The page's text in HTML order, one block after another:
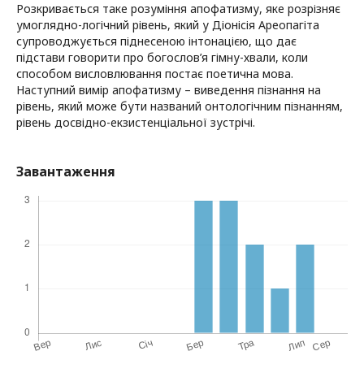
Розкривається таке розуміння апофатизму, яке розрізняє
умоглядно-логічний рівень, який у Діонісія Ареопагіта
супроводжується піднесеною інтонацією, що дає
підстави говорити про богослов’я гімну-хвали, коли
способом висловлювання постає поетична мова.
Наступний вимір апофатизму – виведення пізнання на
рівень, який може бути названий онтологічним пізнанням,
рівень досвідно-екзистенціальної зустрічі.
Завантаження